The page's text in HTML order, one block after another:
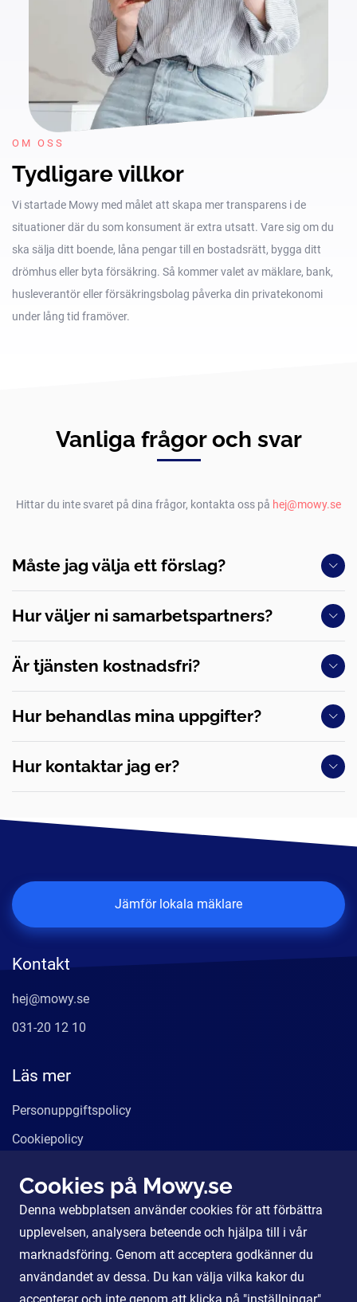
OM OSS
Tydligare villkor
Vi startade Mowy med målet att skapa mer transparens i de
situationer där du som konsument är extra utsatt. Vare sig om du
ska sälja ditt boende, låna pengar till en bostadsrätt, bygga ditt
drömhus eller byta försäkring. Så kommer valet av mäklare, bank,
husleverantör eller försäkringsbolag påverka din privatekonomi
under lång tid framöver.
Vanliga frågor och svar
Hittar du inte svaret på dina frågor, kontakta oss på hej@mowy.se
Måste jag välja ett förslag?
Hur väljer ni samarbetspartners?
Är tjänsten kostnadsfri?
Hur behandlas mina uppgifter?
Hur kontaktar jag er?
Kontakt
hej@mowy.se
031-20 12 10
Läs mer
Personuppgiftspolicy
Cookiepolicy
Våra tjänster
För Partners
Jämför lokala mäklare
Cookies på Mowy.se
Denna webbplatsen använder cookies för att förbättra
upplevelsen, analysera beteende och hjälpa till i vår
marknadsföring. Genom att acceptera godkänner du
användandet av dessa. Du kan välja vilka kakor du